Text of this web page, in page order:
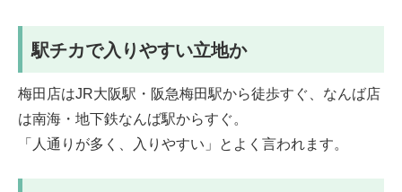
駅チカで入りやすい立地か
梅田店はJR大阪駅・阪急梅田駅から徒歩すぐ、なんば店
は南海・地下鉄なんば駅からすぐ。
「人通りが多く、入りやすい」とよく言われます。